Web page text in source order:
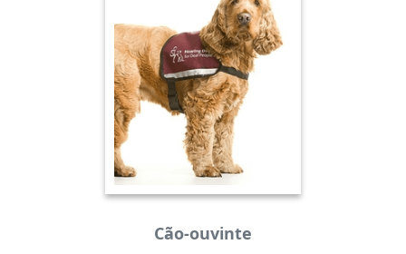
Cão-ouvinte